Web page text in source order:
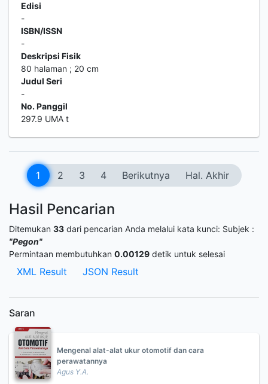
Edisi
-
ISBN/ISSN
-
Deskripsi Fisik
80 halaman ; 20 cm
Judul Seri
-
No. Panggil
297.9 UMA t
1 2 3 4 Berikutnya Hal. Akhir
Hasil Pencarian
Ditemukan 33 dari pencarian Anda melalui kata kunci: Subjek :
"Pegon"
Permintaan membutuhkan 0.00129 detik untuk selesai
XML Result JSON Result
Saran
Mengenal alat-alat ukur otomotif dan cara
perawatannya
Agus Y.A.